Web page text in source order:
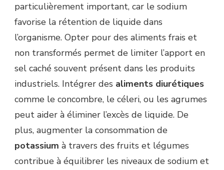
particulièrement important, car le sodium
favorise la rétention de liquide dans
l’organisme. Opter pour des aliments frais et
non transformés permet de limiter l’apport en
sel caché souvent présent dans les produits
industriels. Intégrer des aliments diurétiques
comme le concombre, le céleri, ou les agrumes
peut aider à éliminer l’excès de liquide. De
plus, augmenter la consommation de
potassium à travers des fruits et légumes
contribue à équilibrer les niveaux de sodium et